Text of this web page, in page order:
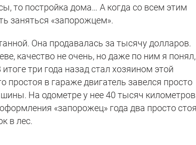
то постройка дома… А когда со всем этим
заняться «запорожцем».
Она продавалась за тысячу долларов.
качество не очень, но даже по ним я понял,
три года назад стал хозяином этой
простоя в гараже двигатель завелся просто
На одометре у нее 40 тысяч
«запорожец» года два просто
в лес.